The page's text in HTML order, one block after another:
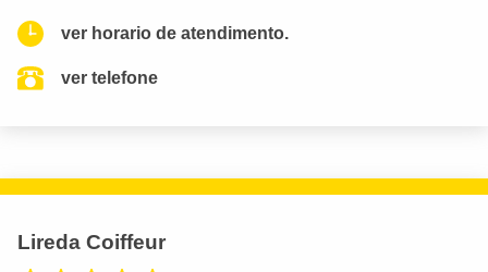
ver horario de atendimento.
ver telefone
Lireda Coiffeur